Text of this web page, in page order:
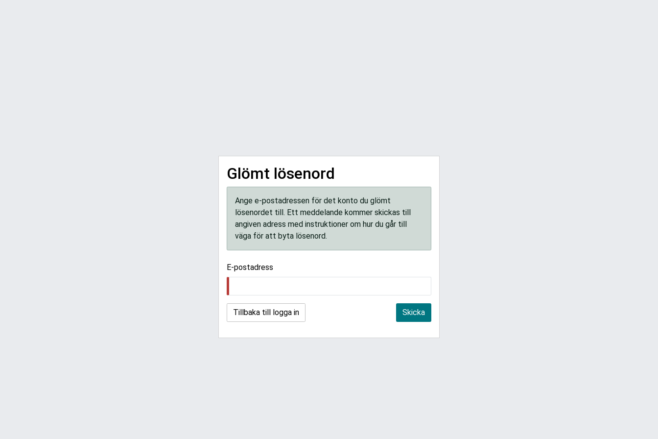
Glömt lösenord
Ange e-postadressen för det konto du glömt
lösenordet till. Ett meddelande kommer skickas till
angiven adress med instruktioner om hur du går till
väga för att byta lösenord.
E-postadress
Tillbaka till logga in Skicka